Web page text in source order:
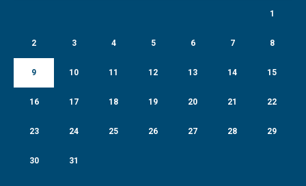
1
2 3 4 5 6 7 8
9 10 11 12 13 14 15
16 17 18 19 20 21 22
23 24 25 26 27 28 29
30 31